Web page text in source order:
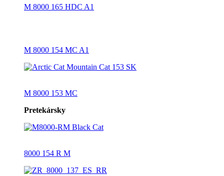
M 8000 165 HDC A1
M 8000 154 MC A1
M 8000 153 MC
Pretekársky
8000 154 R M